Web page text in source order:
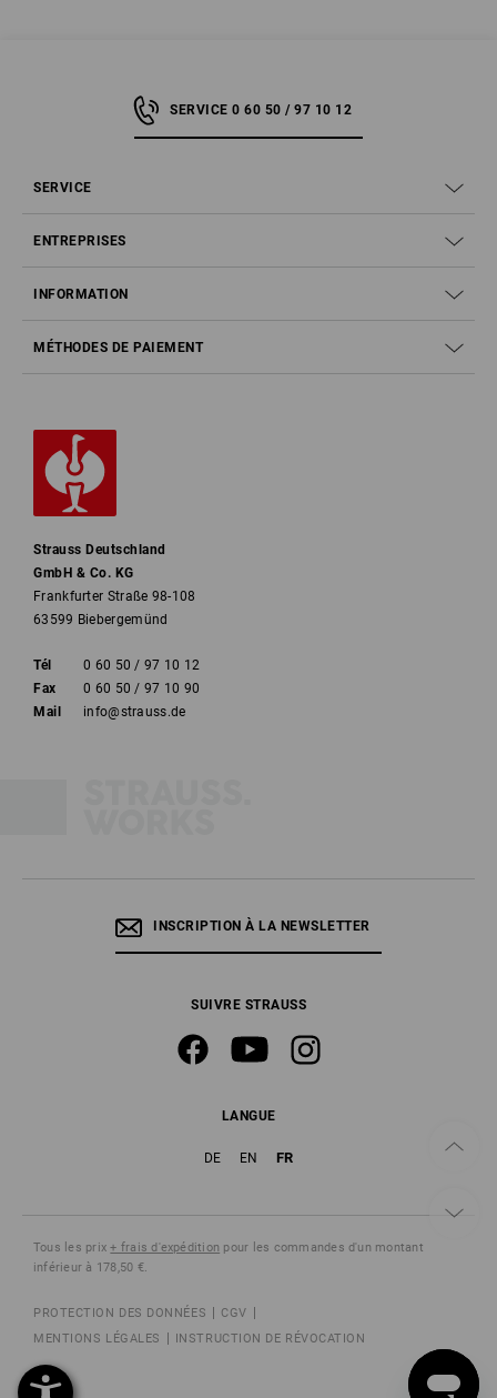
SERVICE 0 60 50 / 97 10 12
SERVICE
ENTREPRISES
INFORMATION
MÉTHODES DE PAIEMENT
Strauss Deutschland
GmbH & Co. KG
Frankfurter Straße 98-108
63599 Biebergemünd
Tél
0 60 50 / 97 10 12
Fax
0 60 50 / 97 10 90
Mail
info@strauss.de
INSCRIPTION À LA NEWSLETTER
SUIVRE STRAUSS
LANGUE
DE EN FR
Tous les prix+ frais d'expédition pour les commandes d'un montant
inférieur à 178,50 €.
PROTECTION DES DONNÉES
CGV
MENTIONS LÉGALES
INSTRUCTION DE RÉVOCATION